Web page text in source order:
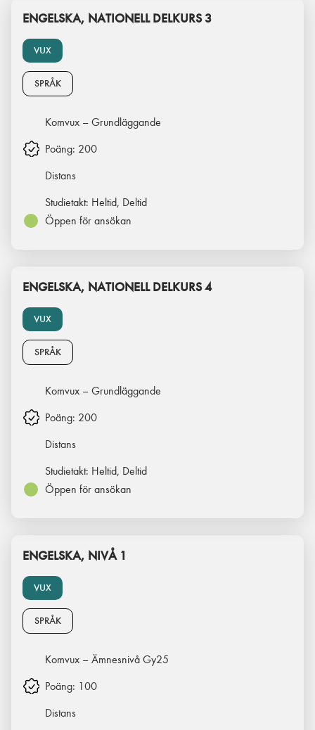
VUX
ENGELSKA, NATIONELL DELKURS 3
SPRÅK
Komvux – Grundläggande
Poäng: 200
Distans
Studietakt: Heltid, Deltid
Öppen för ansökan
VUX
ENGELSKA, NATIONELL DELKURS 4
SPRÅK
Komvux – Grundläggande
Poäng: 200
Distans
Studietakt: Heltid, Deltid
Öppen för ansökan
VUX
ENGELSKA, NIVÅ 1
SPRÅK
Komvux – Ämnesnivå Gy25
Poäng: 100
Distans